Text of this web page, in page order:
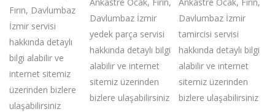
Fırın, Davlumbaz
İzmir servisi
hakkında detaylı
bilgi alabilir ve
internet sitemiz
üzerinden bizlere
ulaşabilirsiniz
Davlumbaz İzmir
yedek parça servisi
hakkında detaylı bilgi
alabilir ve internet
sitemiz üzerinden
bizlere ulaşabilirsiniz
Davlumbaz İzmir
tamircisi servisi
hakkında detaylı bilgi
alabilir ve internet
sitemiz üzerinden
bizlere ulaşabilirsiniz